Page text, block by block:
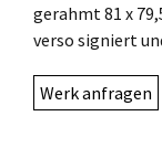
gerahmt 81 x
verso signiert
Werk anfragen